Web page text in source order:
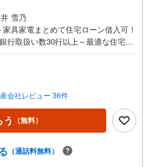
雪乃
具家電まとめて住宅ローン借入可！
行取扱い数30行以上～最適な住宅ロ
勤続年数1ヶ月（2）自己資金0円
員/派遣社員/アルバイト/パート/独
延滞、滞納、個信アウト対応可
ーン（6）金融機関の借入まとめ
し費用等おまとめローン（7）永住権
残債有でも相談可能●3つの安心サポ
を使用しマイホーム購入の資金計
会社レビュー 36件
（無料）
（通話料無料）